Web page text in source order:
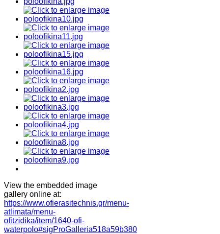
View the embedded image
gallery online at:
https://www.ofierasitechnis.gr/menu-
atlimata/menu-
ofitzidika/item/1640-ofi-
waterpolo#sigProGalleria518a59b380